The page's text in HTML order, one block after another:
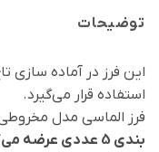
توضیحات
استفاده قرار می‌گیرد.
فرز الماسی مدل
بندی 5 عددی عرضه می‌گردد.